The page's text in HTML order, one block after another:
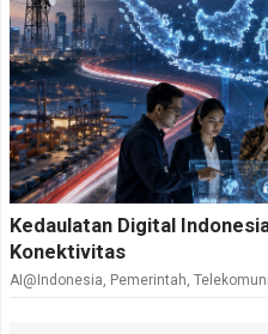
Kedaulatan Digital
Konektivitas
AI@Indonesia, Pemerintah,